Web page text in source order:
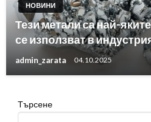
НОВИНИ
Тези метали са най-
се използват в
admin_zarata 04.10.2025
Търсене